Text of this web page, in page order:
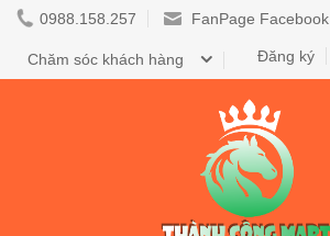
0988.158.257 FanPage Facebook
Đăng ký
Chăm sóc khách hàng